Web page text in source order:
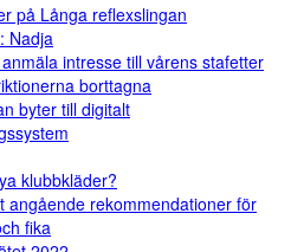
på Långa reflexslingan
Nadja
intresse till vårens stafetter
borttagna
byter till digitalt
klubbkläder?
angående rekommendationer för
fika